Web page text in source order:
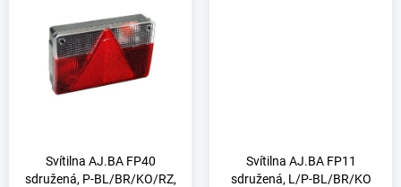
Svítilna AJ.BA FP40
sdružená, P-BL/BR/KO/RZ,
Svítilna AJ.BA FP11
sdružená, L/P-BL/BR/KO